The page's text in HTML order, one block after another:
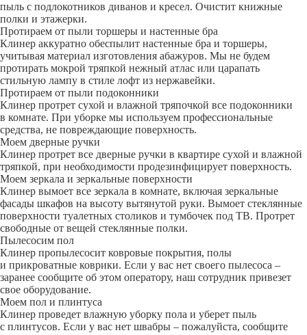
пыль с подлокотников диванов и кресел. Очистит книжные
полки и этажерки.
Протираем от пыли торшеры и настенные бра
Клинер аккуратно обеспылит настенные бра и торшеры,
учитывая материал изготовления абажуров. Мы не будем
протирать мокрой тряпкой нежный атлас или царапать
стильную лампу в стиле лофт из нержавейки.
Протираем от пыли подоконники
Клинер протрет сухой и влажной тряпочкой все подоконники
в комнате. При уборке мы используем профессиональные
средства, не повреждающие поверхность.
Моем дверные ручки
Клинер протрет все дверные ручки в квартире сухой и влажной
тряпкой, при необходимости продезинфицирует поверхность.
Моем зеркала и зеркальные поверхности
Клинер вымоет все зеркала в комнате, включая зеркальные
фасады шкафов на высоту вытянутой руки. Вымоет стеклянные
поверхности туалетных столиков и тумбочек под ТВ. Протрет
свободные от вещей стеклянные полки.
Пылесосим пол
Клинер пропылесосит ковровые покрытия, полы
и прикроватные коврики. Если у вас нет своего пылесоса –
заранее сообщите об этом оператору, наш сотрудник привезет
свое оборудование.
Моем пол и плинтуса
Клинер проведет влажную уборку пола и уберет пыль
с плинтусов. Если у вас нет швабры – пожалуйста, сообщите